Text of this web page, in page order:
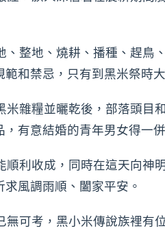
整地、燒耕、播種、趕鳥
和禁忌，只有到黑米祭時
雜糧並曬乾後，部落頭目
有意結婚的青年男女得一併
利收成，同時在這天向神
風調雨順、闔家平安。
可考，黑小米傳說族裡有